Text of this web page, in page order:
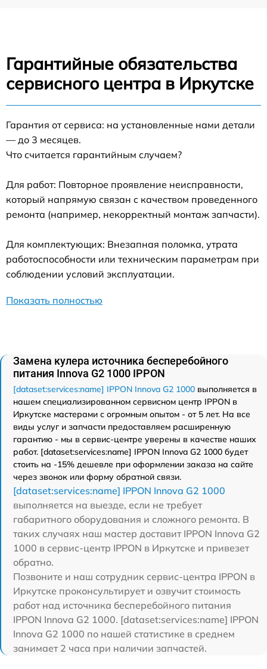
Гарантийные обязательства
сервисного центра в Иркутске
Гарантия от сервиса: на установленные нами детали
— до 3 месяцев.
Что считается гарантийным случаем?
Для работ: Повторное проявление неисправности,
который напрямую связан с качеством проведенного
ремонта (например, некорректный монтаж запчасти).
Для комплектующих: Внезапная поломка, утрата
работоспособности или техническим параметрам при
соблюдении условий эксплуатации.
Показать полностью
Замена кулера источника бесперебойного
питания Innova G2 1000 IPPON
[dataset:services:name] IPPON Innova G2 1000 выполняется в
нашем специализированном сервисном центр IPPON в
Иркутске мастерами с огромным опытом - от 5 лет. На все
виды услуг и запчасти предоставляем расширенную
гарантию - мы в сервис-центре уверены в качестве наших
работ. [dataset:services:name] IPPON Innova G2 1000 будет
стоить на -15% дешевле при оформлении заказа на сайте
через звонок или форму обратной связи.
[dataset:services:name] IPPON Innova G2 1000
выполняется на выезде, если не требует
габаритного оборудования и сложного ремонта. В
таких случаях наш мастер доставит IPPON Innova G2
1000 в сервис-центр IPPON в Иркутске и привезет
обратно.
Позвоните и наш сотрудник сервис-центра IPPON в
Иркутске проконсультирует и озвучит стоимость
работ над источника бесперебойного питания
IPPON Innova G2 1000. [dataset:services:name] IPPON
Innova G2 1000 по нашей статистике в среднем
занимает 2 часа при наличии запчастей.